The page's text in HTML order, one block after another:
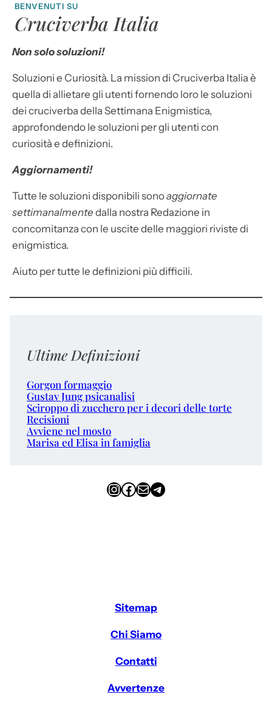
BENVENUTI SU
Cruciverba Italia
Non solo soluzioni!
Soluzioni e Curiosità. La mission di Cruciverba Italia è
quella di allietare gli utenti fornendo loro le soluzioni
dei cruciverba della Settimana Enigmistica,
approfondendo le soluzioni per gli utenti con
curiosità e definizioni.
Aggiornamenti!
Tutte le soluzioni disponibili sonoaggiornate
settimanalmente dalla nostra Redazione in
concomitanza con le uscite delle maggiori riviste di
enigmistica.
Aiuto per tutte le definizioni più difficili.
Ultime Definizioni
Gorgon formaggio
Gustav Jung psicanalisi
Sciroppo di zucchero per i decori delle torte
Recisioni
Avviene nel mosto
Marisa ed Elisa in famiglia
InstagramFacebook Email Telegram
Sitemap
Chi Siamo
Contatti
Avvertenze